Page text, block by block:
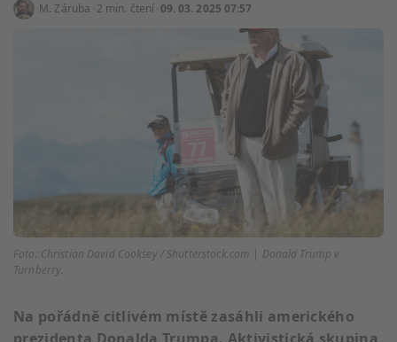
M. Záruba 2 min. čtení 09. 03. 2025 07:57
Foto: Christian David Cooksey / Shutterstock.com | Donald Trump v
Turnberry.
Na pořádně citlivém místě zasáhli amerického